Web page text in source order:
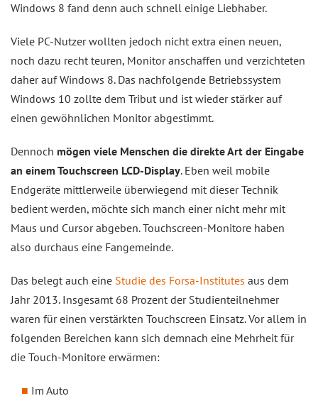
Windows 8 fand denn auch schnell einige Liebhaber.
Viele PC-Nutzer wollten jedoch nicht extra einen neuen,
noch dazu recht teuren, Monitor anschaffen und verzichteten
daher auf Windows 8. Das nachfolgende Betriebssystem
Windows 10 zollte dem Tribut und ist wieder stärker auf
einen gewöhnlichen Monitor abgestimmt.
Dennoch mögen viele Menschen die direkte Art der Eingabe
an einem Touchscreen LCD-Display. Eben weil mobile
Endgeräte mittlerweile überwiegend mit dieser Technik
bedient werden, möchte sich manch einer nicht mehr mit
Maus und Cursor abgeben. Touchscreen-Monitore haben
also durchaus eine Fangemeinde.
Das belegt auch eine Studie des Forsa-Institutes aus dem
Jahr 2013. Insgesamt 68 Prozent der Studienteilnehmer
waren für einen verstärkten Touchscreen Einsatz. Vor allem in
folgenden Bereichen kann sich demnach eine Mehrheit für
die Touch-Monitore erwärmen:
Im Auto